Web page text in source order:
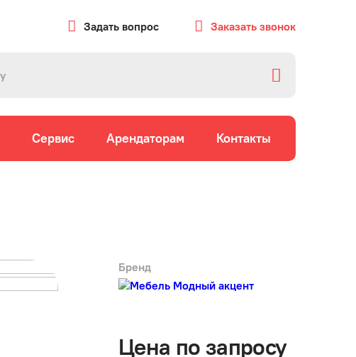
Задать вопрос Заказать звонок
Сервис Арендаторам Контакты
Бренд
Цена по запросу